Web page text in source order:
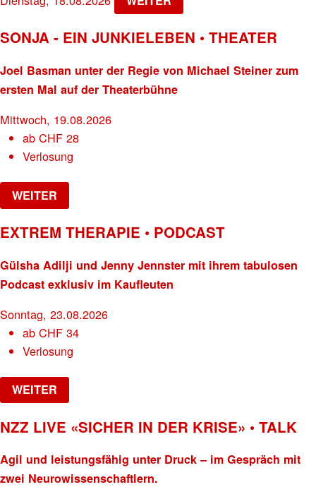
SONJA - EIN JUNKIELEBEN • THEATER
Joel Basman unter der Regie von Michael Steiner zum
ersten Mal auf der Theaterbühne
Mittwoch, 19.08.2026
abCHF 28
Verlosung
WEITER
EXTREM THERAPIE • PODCAST
Gülsha Adilji und Jenny Jennster mit ihrem tabulosen
Podcast exklusiv im Kaufleuten
Sonntag, 23.08.2026
abCHF 34
Verlosung
WEITER
NZZ LIVE «SICHER IN DER KRISE» • TALK
Agil und leistungsfähig unter Druck – im Gespräch mit
zwei Neurowissenschaftlern.